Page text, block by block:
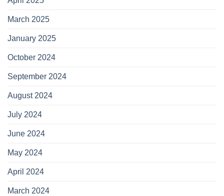
March 2025
January 2025
October 2024
September 2024
August 2024
July 2024
June 2024
May 2024
April 2024
March 2024